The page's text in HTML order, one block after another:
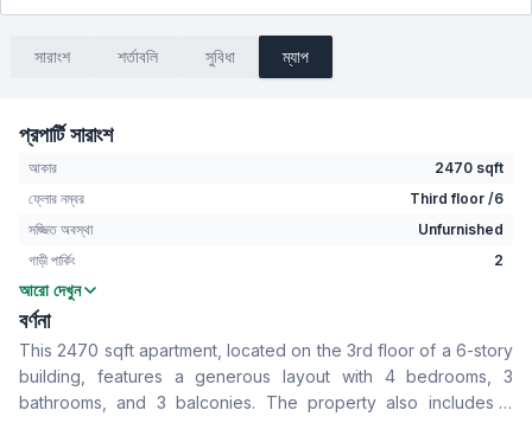
সারাংশ শর্তাবলি সুবিধা ম্যাপ
প্রপার্টি সারাংশ
আকার
2470 sqft
ফ্লোর নম্বর
Third floor /6
সজ্জিত অবস্থা
Unfurnished
গাড়ী পার্কিং
2
বেডরুম
বাথরুম
বসার রুম
No
Drawing Room
Yes
খাবার রুম
Yes
আরো দেখুন
বর্ণনা
This 2470 sqft apartment, located on the 3rd floor of a 6-story
building, features a generous layout with 4 bedrooms, 3
bathrooms, and 3 balconies. The property also includes 2